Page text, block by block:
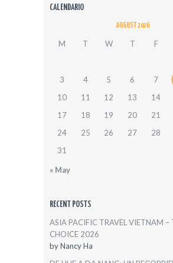
CALENDARIO
AUGUST 2026
M T W T F
3
4 5 6 7
10
11 12 13 14
17
18 19 20 21
24
25 26 27 28
31
« May
RECENT POSTS
ASIA PACIFIC TRAVEL VIETNAM –
CHOICE 2026
byNancy Ha